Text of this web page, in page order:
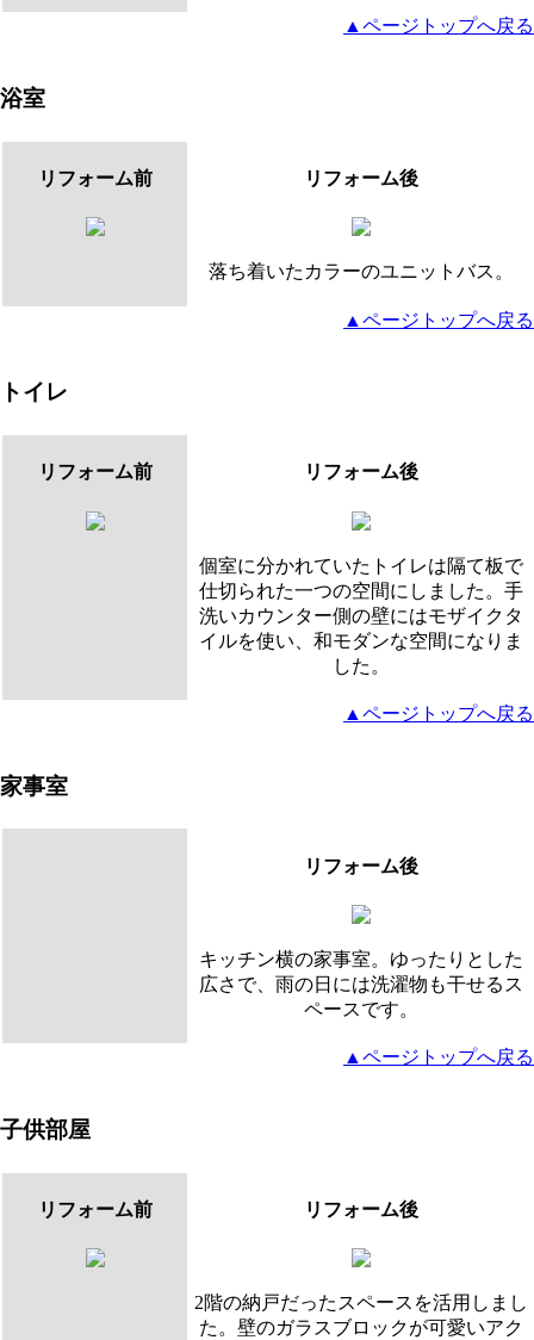
▲ページトップへ戻る
浴室
リフォーム前 リフォーム後
落ち着いたカラーのユニットバス。
▲ページトップへ戻る
トイレ
リフォーム前 リフォーム後
個室に分かれていたトイレは隔て板で
仕切られた一つの空間にしました。手
洗いカウンター側の壁にはモザイクタ
イルを使い、和モダンな空間になりま
した。
▲ページトップへ戻る
家事室
リフォーム後
キッチン横の家事室。ゆったりとした
広さで、雨の日には洗濯物も干せるス
ペースです。
▲ページトップへ戻る
子供部屋
リフォーム前 リフォーム後
2階の納戸だったスペースを活用しまし
た。壁のガラスブロックが可愛いアク